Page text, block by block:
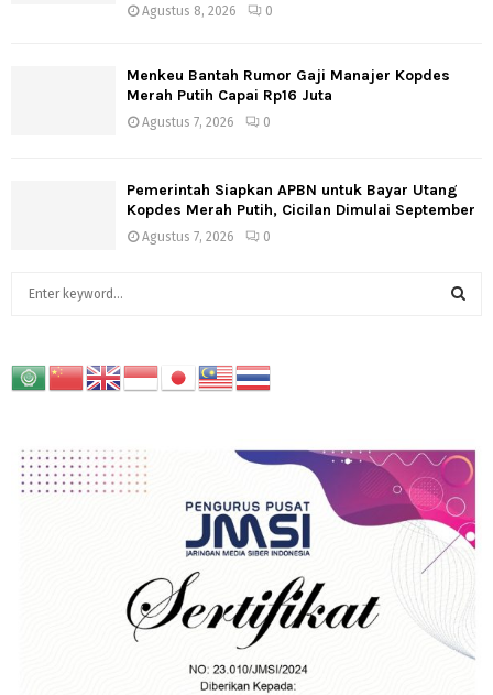
Agustus 8, 2026 0
Menkeu Bantah Rumor Gaji Manajer Kopdes
Merah Putih Capai Rp16 Juta
Agustus 7, 2026 0
Pemerintah Siapkan APBN untuk Bayar Utang
Kopdes Merah Putih, Cicilan Dimulai September
Agustus 7, 2026 0
c
C
H